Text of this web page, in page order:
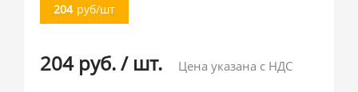
204 руб/шт
204 руб./ шт. Цена указана с НДС